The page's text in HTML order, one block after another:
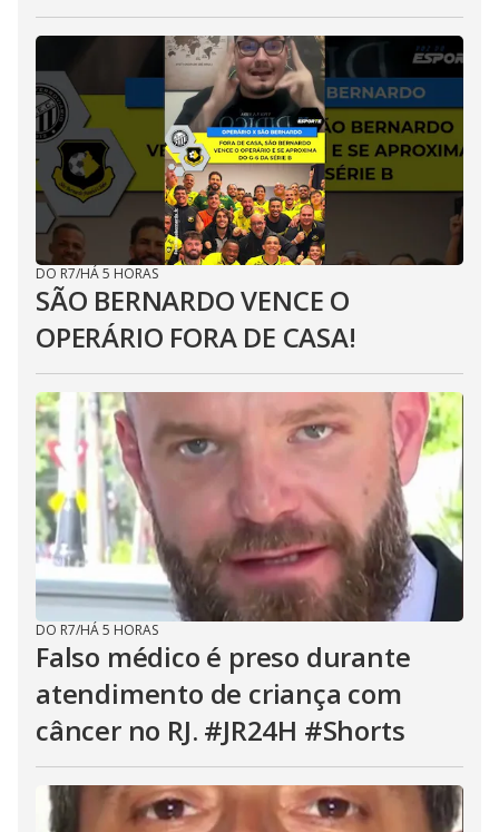
DO R7/HÁ 5 HORAS
SÃO BERNARDO VENCE O
OPERÁRIO FORA DE CASA!
DO R7/HÁ 5 HORAS
Falso médico é preso durante
atendimento de criança com
câncer no RJ. #JR24H #Shorts